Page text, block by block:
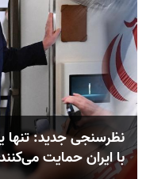
نظرسنجی جدید: تنها
با ایران حمایت می‌کنند